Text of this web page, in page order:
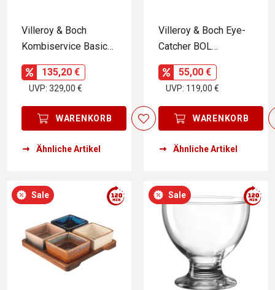
Villeroy & Boch
Kombiservice Basic
White 30-tlg.
135,20 €
UVP: 329,00 €
WARENKORB
Ähnliche Artikel
Villeroy & Boch Eye-
Catcher BOL
49x27cm NEW WAVE
55,00 €
UVP: 119,00 €
WARENKORB
Ähnliche Artikel
Sale Sale